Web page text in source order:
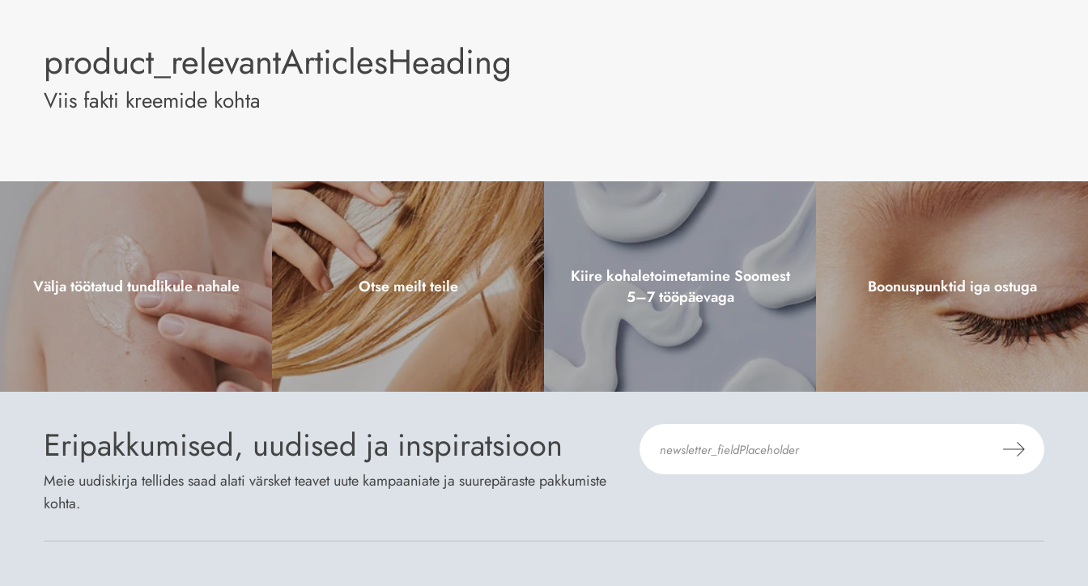
product_relevantArticlesHeading
Viis fakti kreemide kohta
Välja töötatud tundlikule nahale Otse meilt teile
Kiire kohaletoimetamine Soomest
5–7 tööpäevaga
Boonuspunktid iga ostuga
Eripakkumised, uudised ja inspiratsioon
Meie uudiskirja tellides saad alati värsket teavet uute kampaaniate ja suurepäraste pakkumiste
kohta.